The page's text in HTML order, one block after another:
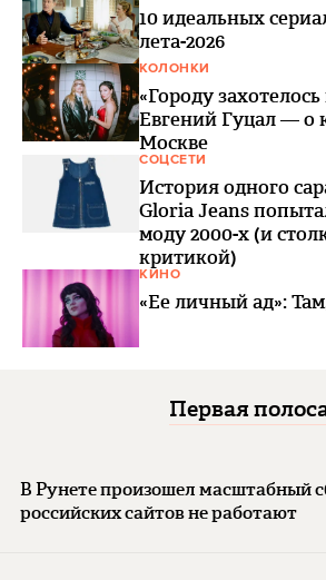
10 идеальных
лета-2026
КОЛОНКИ
«Городу
Евгений Гуцал — о
Москве
СОЦСЕТИ
История одного
Gloria Jeans
моду 2000-х (и
критикой)
КИНО
«Ее личный ад»:
Первая
В Рунете произошел масштабный
российских сайтов не работают